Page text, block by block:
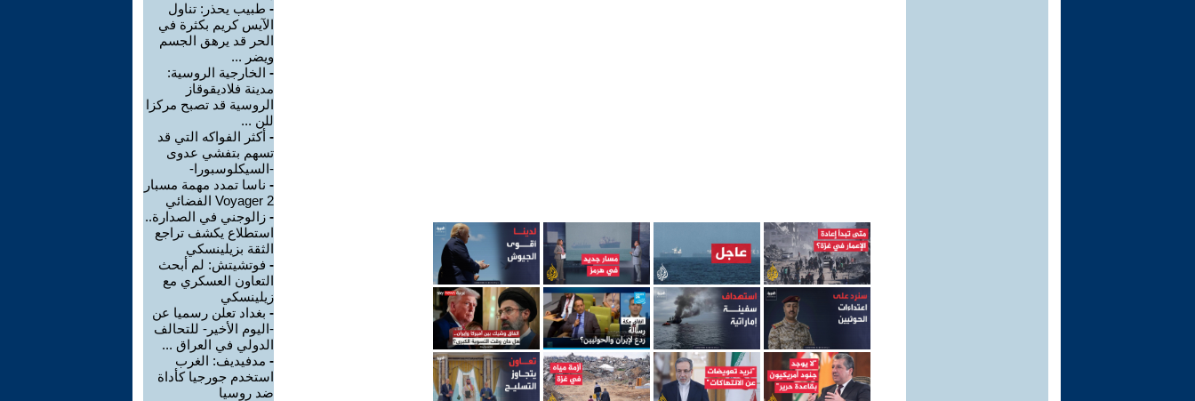
- طبيب يحذر: تناول
الآيس كريم بكثرة في
الحر قد يرهق الجسم
ويضر ...
- الخارجية الروسية:
مدينة فلاديقوقاز
الروسية قد تصبح مركزا
للن ...
- أكثر الفواكه التي قد
تسهم بتفشي عدوى
-السيكلوسبورا-
- ناسا تمدد مهمة مسبار
Voyager 2 الفضائي
- زالوجني في الصدارة..
استطلاع يكشف تراجع
الثقة بزيلينسكي
- فوتشيتش: لم أبحث
التعاون العسكري مع
زيلينسكي
- بغداد تعلن رسميا عن
-اليوم الأخير- للتحالف
الدولي في العراق ...
- مدفيديف: الغرب
استخدم جورجيا كأداة
ضد روسيا